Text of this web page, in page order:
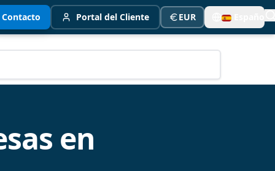
Contacto Portal del Cliente EUR
en